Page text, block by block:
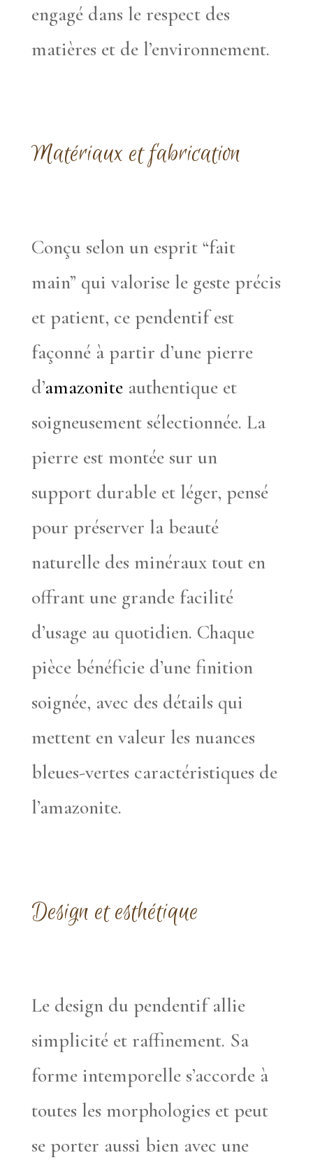
engagé dans le respect des
matières et de l’environnement.
Matériaux et fabrication
Conçu selon un esprit “fait
main” qui valorise le geste précis
et patient, ce pendentif est
façonné à partir d’une pierre
d’amazoniteauthentique et
soigneusement sélectionnée. La
pierre est montée sur un
support durable et léger, pensé
pour préserver la beauté
naturelle des minéraux tout en
offrant une grande facilité
d’usage au quotidien. Chaque
pièce bénéficie d’une finition
soignée, avec des détails qui
mettent en valeur les nuances
bleues-vertes caractéristiques de
l’amazonite.
Design et esthétique
Le design du pendentif allie
simplicité et raffinement. Sa
forme intemporelle s’accorde à
toutes les morphologies et peut
se porter aussi bien avec une